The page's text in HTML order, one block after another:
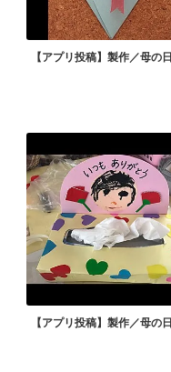
【アプリ投稿】製作／母の日
【アプリ投稿】製作／母の日